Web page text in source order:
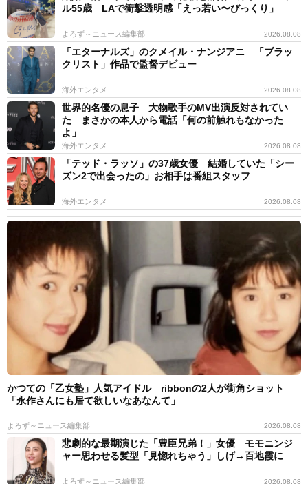
ル55歳 LAで衝撃透明感「えっ若い〜びっくり」
よろず～ニュース編集部 2026.08.08
「エターナルズ」のクメイル・ナンジアニ 「ブラッ
クリスト」作品で監督デビュー
海外エンタメ 2026.08.08
世界的名優の息子 大物歌手のMV出演反対されてい
た まさかの本人から電話「何の前触れもなかった
よ」
海外エンタメ 2026.08.08
「テッド・ラッソ」の37歳女優 結婚していた「シー
ズン2で出会ったの」お相手は番組スタッフ
海外エンタメ 2026.08.08
かつての「乙女塾」人気アイドル ribbonの2人が街角ショット
「永作さんにも居て欲しいなあなんて」
よろず～ニュース編集部 2026.08.08
悲劇的な最期演じた「豊臣兄弟！」女優 モモニンジ
ャー思わせる髪型「見惚れちゃう」しげ→百地霞に
よろず～ニュース編集部 2026.08.08